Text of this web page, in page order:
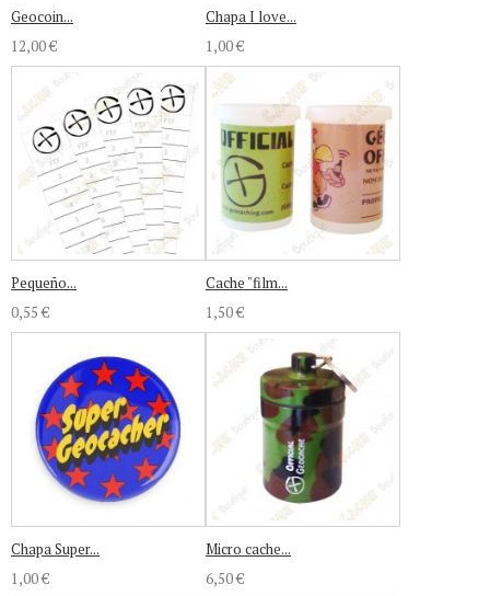
Geocoin...
12,00 €
Chapa I love...
1,00 €
Pequeño...
0,55 €
Cache "film...
1,50 €
Chapa Super...
1,00 €
Micro cache...
6,50 €